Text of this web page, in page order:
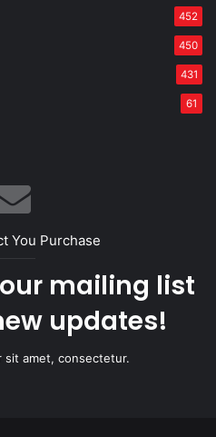
452
450
431
61
You Purchase
mailing list
updates!
sit amet, consectetur.